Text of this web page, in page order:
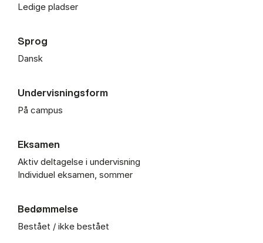
Ledige pladser
Sprog
Dansk
Undervisningsform
På campus
Eksamen
Aktiv deltagelse i undervisning
Individuel eksamen, sommer
Bedømmelse
Bestået / ikke bestået